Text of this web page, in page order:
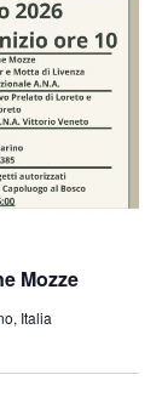
Mozze
Italia